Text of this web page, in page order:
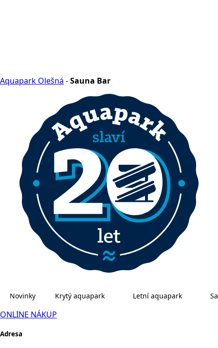
Aquapark Olešná -Sauna Bar
Novinky Krytý aquapark Letní aquapark
ONLINE NÁKUP
Adresa